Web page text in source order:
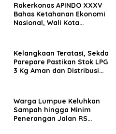
Rakerkonas APINDO XXXV
Bahas Ketahanan Ekonomi
Nasional, Wali Kota
Usaha
Kelangkaan Teratasi, Sekda
Parepare Pastikan Stok LPG
3 Kg Aman dan Distribusi
Warga Lumpue Keluhkan
Sampah hingga Minim
Penerangan Jalan RS